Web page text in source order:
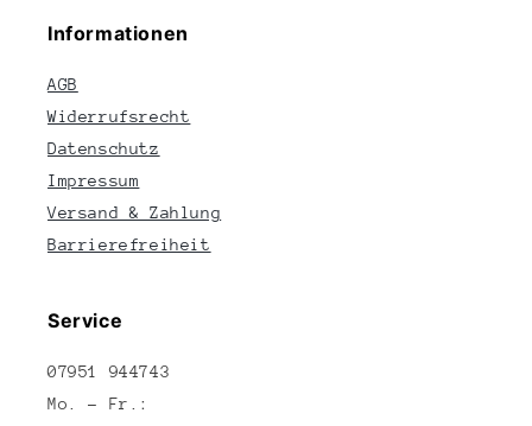
Informationen
AGB
Widerrufsrecht
Datenschutz
Impressum
Versand & Zahlung
Barrierefreiheit
Service
07951 944743
Mo. – Fr.: